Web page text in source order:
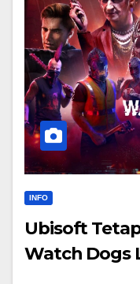
INFO
Ubisoft
Watch Dogs